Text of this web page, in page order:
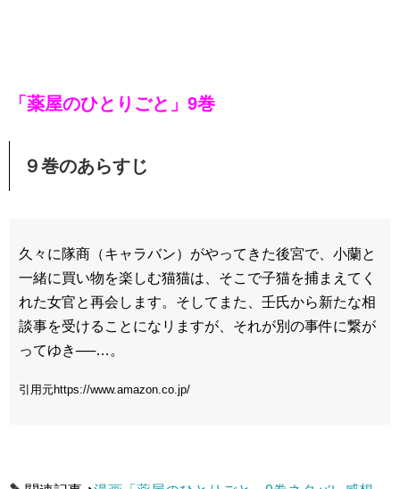
「薬屋のひとりごと」9巻
９巻のあらすじ
久々に隊商（キャラバン）がやってきた後宮で、小蘭と
一緒に買い物を楽しむ猫猫は、そこで子猫を捕まえてく
れた女官と再会します。そしてまた、壬氏から新たな相
談事を受けることになリますが、それが別の事件に繋が
ってゆき──…。
引用元https://www.amazon.co.jp/